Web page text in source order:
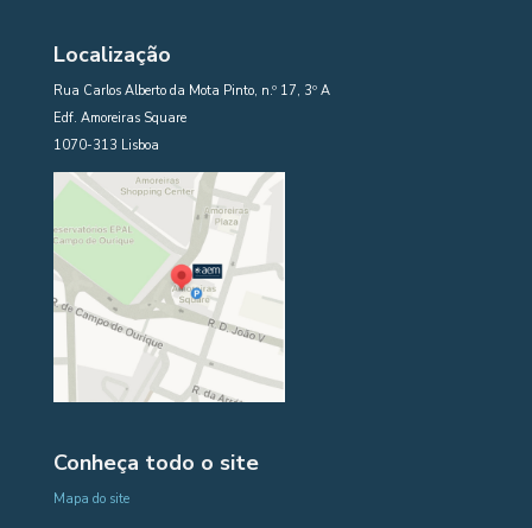
Localização
Rua Carlos Alberto da Mota Pinto, n.º 17, 3º A
Edf. Amoreiras Square
1070-313 Lisboa
Conheça todo o site
Mapa do site